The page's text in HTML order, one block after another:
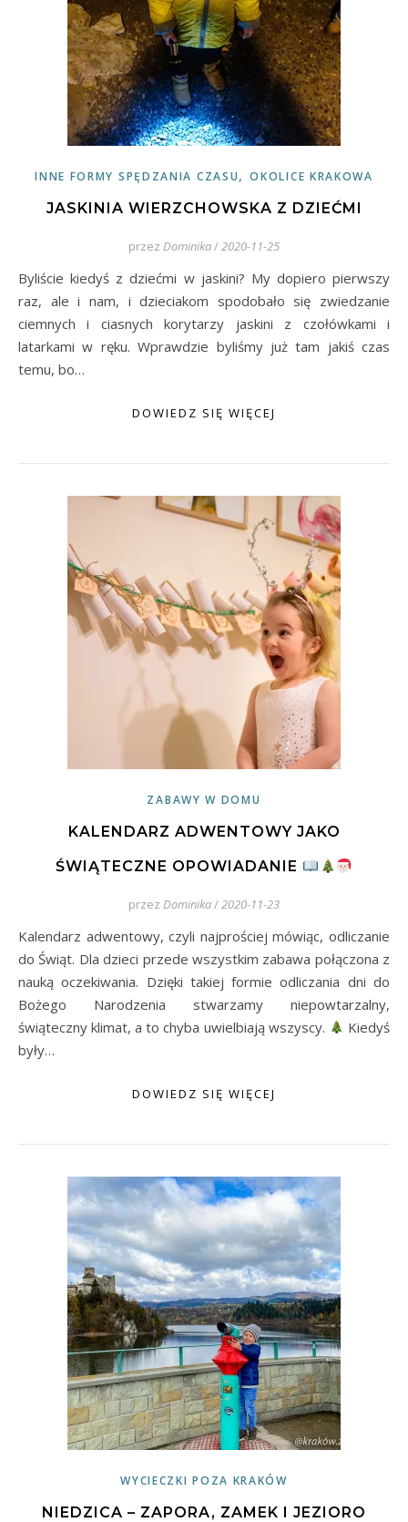
INNE FORMY SPĘDZANIA CZASU,OKOLICE KRAKOWA
JASKINIA WIERZCHOWSKA Z DZIEĆMI
przez Dominika/2020-11-25
Byliście kiedyś z dziećmi w jaskini? My dopiero pierwszy
raz, ale i nam, i dzieciakom spodobało się zwiedzanie
ciemnych i ciasnych korytarzy jaskini z czołówkami i
latarkami w ręku. Wprawdzie byliśmy już tam jakiś czas
temu, bo…
DOWIEDZ SIĘ WIĘCEJ
ZABAWY W DOMU
KALENDARZ ADWENTOWY JAKO
ŚWIĄTECZNE OPOWIADANIE
przez Dominika/2020-11-23
Kalendarz adwentowy, czyli najprościej mówiąc, odliczanie
do Świąt. Dla dzieci przede wszystkim zabawa połączona z
nauką oczekiwania. Dzięki takiej formie odliczania dni do
Bożego Narodzenia stwarzamy niepowtarzalny,
świąteczny klimat, a to chyba uwielbiają wszyscy.
Kiedyś
były…
DOWIEDZ SIĘ WIĘCEJ
WYCIECZKI POZA KRAKÓW
NIEDZICA – ZAPORA, ZAMEK I JEZIORO